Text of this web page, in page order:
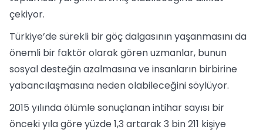
çekiyor.
Türkiye’de sürekli bir göç dalgasının yaşanmasını da
önemli bir faktör olarak gören uzmanlar, bunun
sosyal desteğin azalmasına ve insanların birbirine
yabancılaşmasına neden olabileceğini söylüyor.
2015 yılında ölümle sonuçlanan intihar sayısı bir
önceki yıla göre yüzde 1,3 artarak 3 bin 211 kişiye